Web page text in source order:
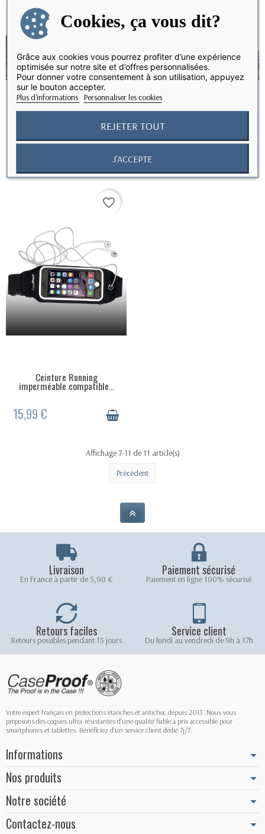
Support téléphone universel Support smartphone /
téléphone pour vélo,...
18,99 €
RUPTURE DE STOCK
favorite_border
Ceinture Running
imperméable compatible...
15,99 €
Affichage 7-11 de 11 article(s)
Précédent
Livraison
En France à partir de 5,90 €
Paiement sécurisé
Paiement en ligne 100% sécurisé
Retours faciles
Retours possibles pendant 15 jours
Service client
Du lundi au vendredi de 9h à 17h
Votre expert français en protections étanches et antichoc depuis 2013. Nous vous
proposons des coques ultra-résistantes d'une qualité fiable à prix accessible pour
smartphones et tablettes. Bénéficiez d'un service client dédié 7j/7.
Informations
Nos produits
Notre société
Contactez-nous
Cookies, ça vous dit?
Grâce aux cookies vous pourrez profiter d’une expérience
optimisée sur notre site et d’offres personnalisées.
Pour donner votre consentement à son utilisation, appuyez
sur le bouton accepter.
Plus d'informations Personnaliser les cookies
REJETER TOUT
J'ACCEPTE